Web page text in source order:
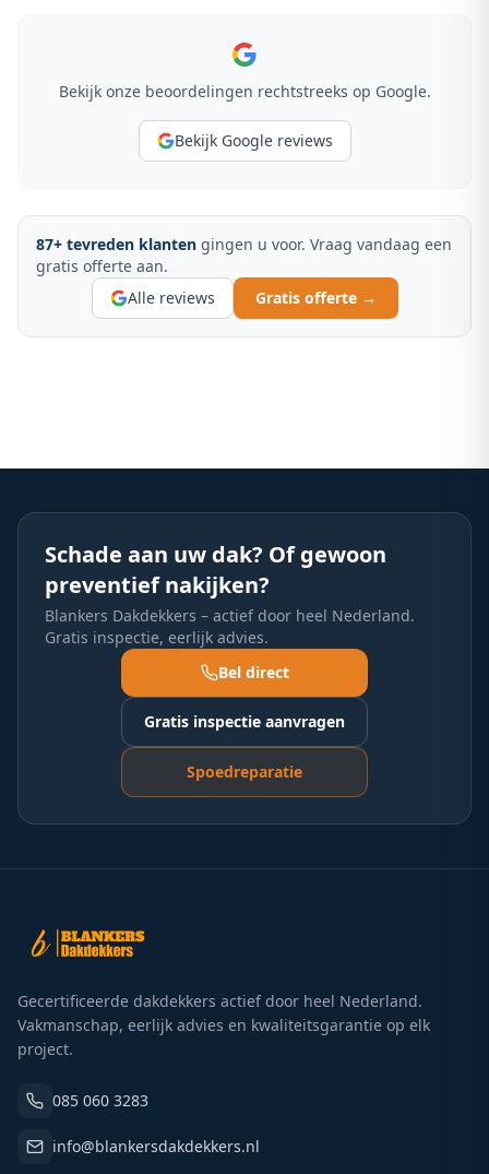
Bekijk onze beoordelingen rechtstreeks op Google.
Bekijk Google reviews
87+ tevreden klanten gingen u voor. Vraag vandaag een
gratis offerte aan.
Alle reviews
Gratis offerte →
Schade aan uw dak? Of gewoon
preventief nakijken?
Blankers Dakdekkers – actief door heel Nederland.
Gratis inspectie, eerlijk advies.
Bel direct
Gratis inspectie aanvragen
Spoedreparatie
Gecertificeerde dakdekkers actief door heel Nederland.
Vakmanschap, eerlijk advies en kwaliteitsgarantie op elk
project.
085 060 3283
info@blankersdakdekkers.nl